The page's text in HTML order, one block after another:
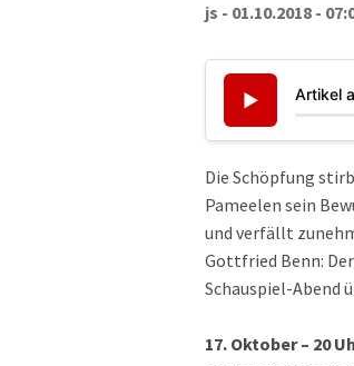
js - 01.10.2018 -
▶ Artikel
Die Schöpfung
Pameelen sein
und verfällt
Gottfried Benn:
Schauspiel-Abend
17. Oktober – 20